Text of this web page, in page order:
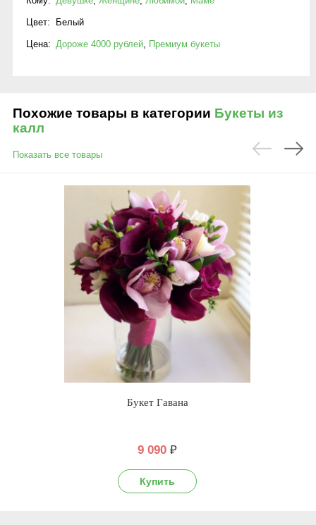
Цвет: Белый
Цена: Дороже 4000 рублей, Премиум букеты
Похожие товары в категории Букеты из
калл
Показать все товары
Букет Гавана
9 090 ₽